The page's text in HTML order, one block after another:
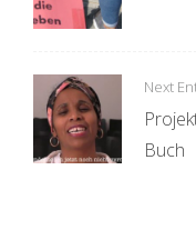
Next
Buch